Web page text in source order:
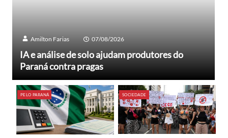
Amilton Farias 07/08/2026
IA e análise de solo ajudam produtores do
Paraná contra pragas
PELO PARANÁ SOCIEDADE